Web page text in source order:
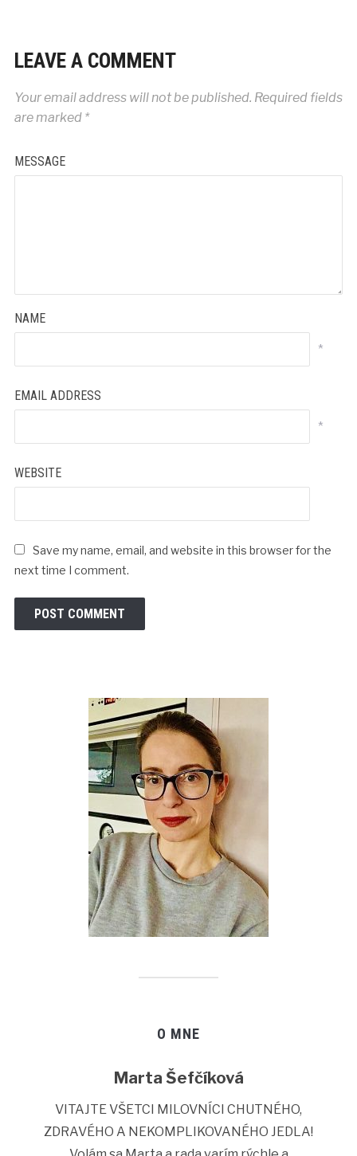
LEAVE A COMMENT
Your email address will not be published. Required fields
are marked *
MESSAGE
NAME
*
EMAIL ADDRESS
*
WEBSITE
Save my name, email, and website in this browser for the
next time I comment.
O MNE
Marta Šefčíková
VITAJTE VŠETCI MILOVNÍCI CHUTNÉHO,
ZDRAVÉHO A NEKOMPLIKOVANÉHO JEDLA!